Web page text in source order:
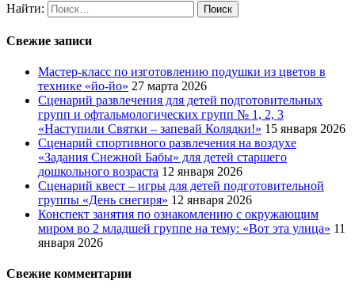
Найти:
Свежие записи
Мастер-класс по изготовлению подушки из цветов в
технике «йо-йо» 27 марта 2026
Сценарий развлечения для детей подготовительных
групп и офтальмологических групп № 1, 2, 3
«Наступили Святки – запевай Колядки!» 15 января 2026
Сценарий спортивного развлечения на воздухе
«Задания Снежной Бабы» для детей старшего
дошкольного возраста 12 января 2026
Сценарий квест – игры для детей подготовительной
группы «День снегиря» 12 января 2026
Конспект занятия по ознакомлению с окружающим
миром во 2 младшей группе на тему: «Вот эта улица» 11
января 2026
Свежие комментарии